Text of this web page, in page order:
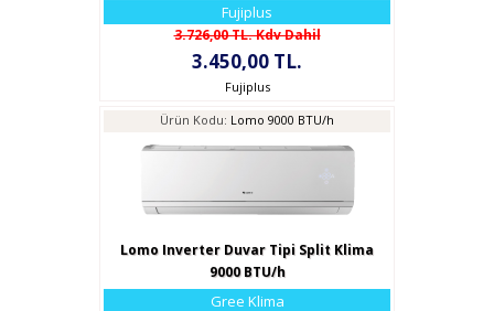
Fujiplus
3.726,00 TL. Kdv Dahil
3.450,00 TL.
Fujiplus
Ürün Kodu: Lomo 9000 BTU/h
Lomo Inverter Duvar Tipi Split Klima
9000 BTU/h
Gree Klima